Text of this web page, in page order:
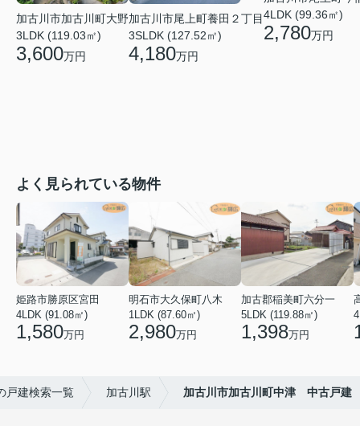
加古川市加古川町大野
3LDK (119.03㎡)
3,600万円
加古川市尾上町養田２丁目
3SLDK (127.52㎡)
4,180万円
4LDK (99.36㎡)
2,780万円
よく見られている物件
姫路市勝原区宮田
4LDK (91.08㎡)
1,580万円
明石市大久保町八木
1LDK (87.60㎡)
2,980万円
加古郡稲美町六分一
5LDK (119.88㎡)
1,398万円
戸建検索一覧 加古川駅 加古川市加古川町中津 中古戸建